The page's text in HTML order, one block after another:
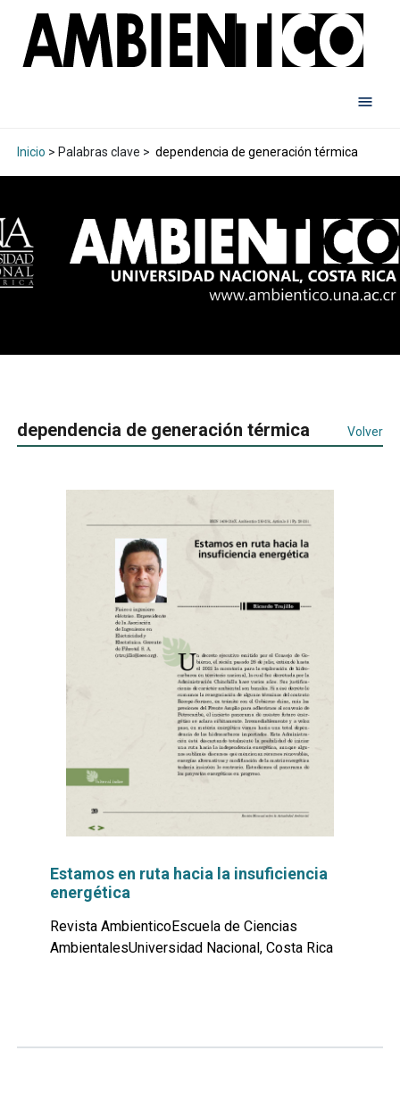
Inicio > Palabras clave > dependencia de generación térmica
dependencia de generación térmica Volver
Estamos en ruta hacia la insuficiencia
energética
Revista AmbienticoEscuela de Ciencias
AmbientalesUniversidad Nacional, Costa Rica